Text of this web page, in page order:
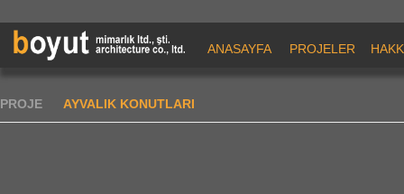
ANASAYFA PROJELER
PROJE AYVALIK KONUTLARI